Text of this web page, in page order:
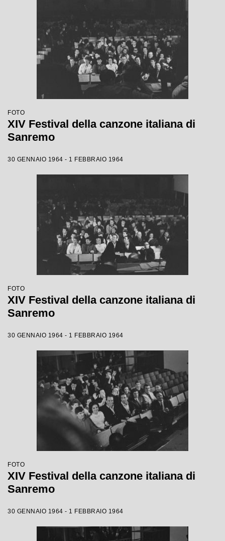
FOTO
XIV Festival della canzone italiana di
Sanremo
30 GENNAIO 1964 - 1 FEBBRAIO 1964
FOTO
XIV Festival della canzone italiana di
Sanremo
30 GENNAIO 1964 - 1 FEBBRAIO 1964
FOTO
XIV Festival della canzone italiana di
Sanremo
30 GENNAIO 1964 - 1 FEBBRAIO 1964